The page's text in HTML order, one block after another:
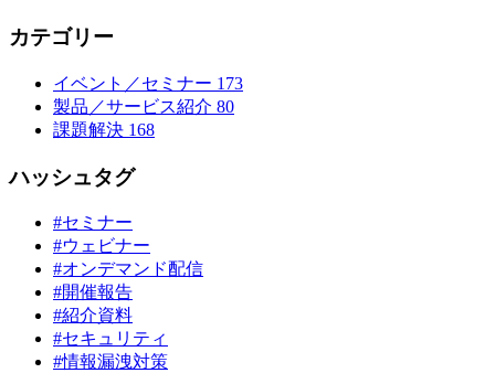
カテゴリー
イベント／セミナー 173
製品／サービス紹介 80
課題解決 168
ハッシュタグ
#セミナー
#ウェビナー
#オンデマンド配信
#開催報告
#紹介資料
#セキュリティ
#情報漏洩対策